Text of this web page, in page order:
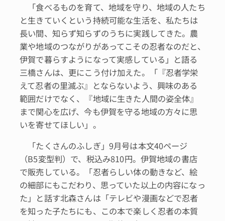
「食べるものを育て、地域を守り、地域の人たち
と生きていくという持続可能な生活を、私たちは
長い間、知らず知らずのうちに実践してきた。農
業や地域のつながりがあってこその忍者なのだと、
伊賀で暮らすようになって実感している」と語る
三橋さんは、更にこう付け加えた。「『忍者学栄
えて忍者の里滅ぶ』とならないよう、興味のある
範囲だけでなく、『地域に生きた人間の姿全体』
まで関心を広げ、今も伊賀を守る地域の方々に思
いを寄せてほしい」。
「たくさんのふしぎ」9月号は本文40ページ
（B5変型判）で、税込み810円。伊賀地域の書店
で販売している。「忍者らしい体の動きなど、絵
の細部にもこだわり、思っていた以上の内容になっ
た」と話す北森さんは「テレビや漫画などで忍者
を知った子たちにも、この本で楽しく忍者の本質